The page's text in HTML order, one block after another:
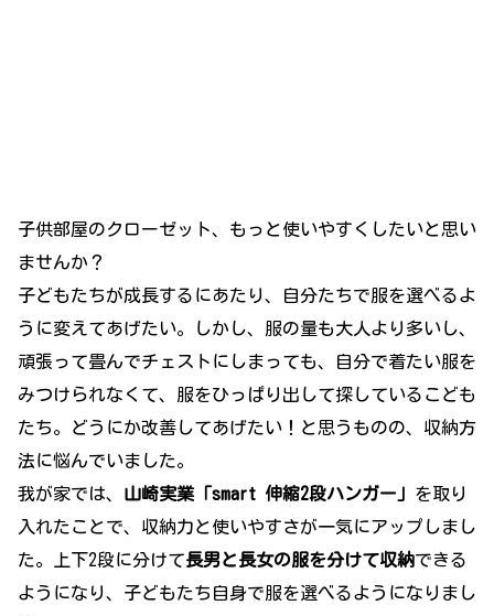
子供部屋のクローゼット、もっと使いやすくしたいと思い
ませんか？
子どもたちが成長するにあたり、自分たちで服を選べるよ
うに変えてあげたい。しかし、服の量も大人より多いし、
頑張って畳んでチェストにしまっても、自分で着たい服を
みつけられなくて、服をひっぱり出して探しているこども
たち。どうにか改善してあげたい！と思うものの、収納方
法に悩んでいました。
我が家では、 山崎実業「smart 伸縮2段ハンガー」 を取り
入れたことで、収納力と使いやすさが一気にアップしまし
た。上下2段に分けて長男と長女の服を分けて収納できる
ようになり、子どもたち自身で服を選べるようになりまし